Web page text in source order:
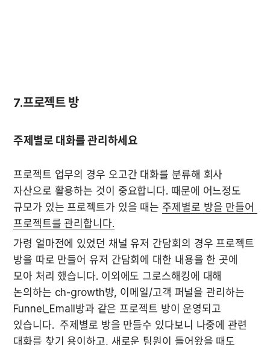
7.프로젝트 방
주제별로 대화를 관리하세요
프로젝트 업무의 경우 오고간 대화를 분류해 회사
자산으로 활용하는 것이 중요합니다. 때문에 어느정도
규모가 있는 프로젝트가 있을 때는 주제별로 방을 만들어
프로젝트를 관리합니다.
가령 얼마전에 있었던 채널 유저 간담회의 경우 프로젝트
방을 따로 만들어 유저 간담회에 대한 내용을 한 곳에
모아 처리 했습니다. 이외에도 그로스해킹에 대해
논의하는 ch-growth방, 이메일/고객 퍼널을 관리하는
Funnel_Email방과 같은 프로젝트 방이 운영되고
있습니다.  주제별로 방을 만들수 있다보니 나중에 관련
대화를 찾기 용이하고, 새로운 팀원이 들어왔을 때도